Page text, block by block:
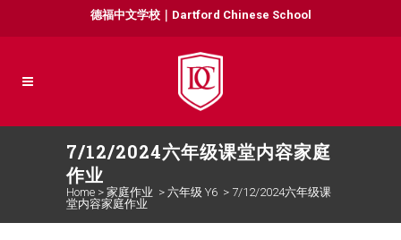
德福中文学校｜Dartford Chinese School
7/12/2024六年级课堂内容家庭
作业
Home > 家庭作业 > 六年级 Y6 > 7/12/2024六年级课
堂内容家庭作业